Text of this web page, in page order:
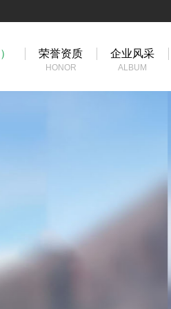
荣誉资质
HONOR
企业风采
ALBUM